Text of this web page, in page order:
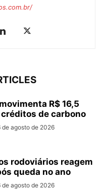
R$ 16,5
de carbono
de agosto de 2026
rodoviários reagem
queda no ano
de agosto de 2026